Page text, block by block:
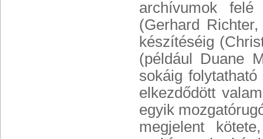
archívumok
(Gerhard
készítéséig
(például Duane
sokáig
elkezdődött
egyik
megjelent